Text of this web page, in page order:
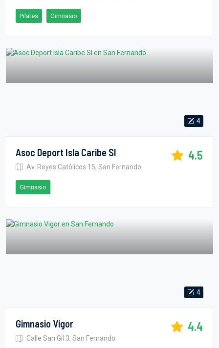
Pilates Gimnasio
4
Asoc Deport Isla Caribe Sl
Av. Reyes Católicos 15, San Fernando
4.5
Gimnasio
4
Gimnasio Vigor
Calle San Gil 3, San Fernando
4.4